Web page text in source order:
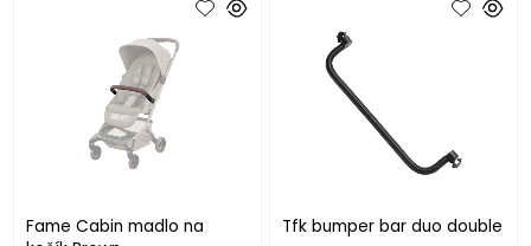
Fame Cabin madlo na
Tfk bumper bar duo double